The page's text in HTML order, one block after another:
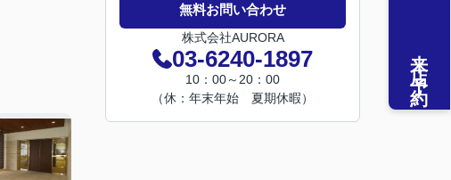
無料お問い合わせ
株式会社AURORA
03-6240-1897
10：00～20：00
（休：年末年始 夏期休暇）
来店予約